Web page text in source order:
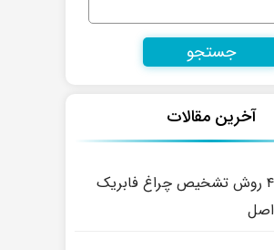
آخرین مقالات
۴ روش تشخیص چراغ فابریک
اصل